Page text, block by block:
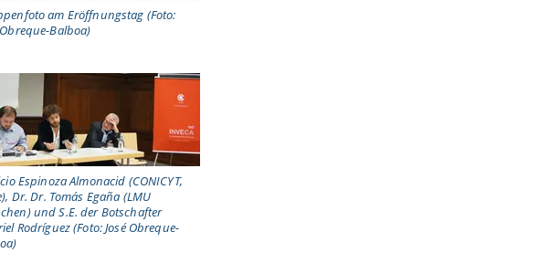
am Eröffnungstag (Foto:
Obreque-Balboa)
Espinoza Almonacid (CONICYT,
Dr. Dr. Tomás Egaña (LMU
und S.E. der Botschafter
Rodríguez (Foto: José Obreque-